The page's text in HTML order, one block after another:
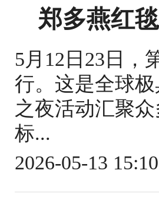
郑多燕红
5月12日23日，
行。这是全球
之夜活动汇聚
标...
2026-05-13